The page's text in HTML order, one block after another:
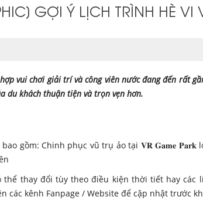
GỢI Ý LỊCH TRÌNH HÈ
vui chơi giải trí và công viên nước đang đến rất
du khách thuận tiện và trọn vẹn hơn.
bao gồm: Chinh phục vũ trụ ảo tại 𝐕𝐑 𝐆𝐚𝐦𝐞
thể thay đổi tùy theo điều kiện thời tiết hay các
các kênh Fanpage / Website để cập nhật trước